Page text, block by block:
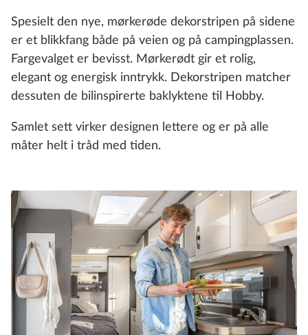
Spesielt den nye, mørkerøde dekorstripen på sidene
er et blikkfang både på veien og på campingplassen.
Fargevalget er bevisst. Mørkerødt gir et rolig,
elegant og energisk inntrykk. Dekorstripen matcher
dessuten de bilinspirerte baklyktene til Hobby.
Samlet sett virker designen lettere og er på alle
måter helt i tråd med tiden.